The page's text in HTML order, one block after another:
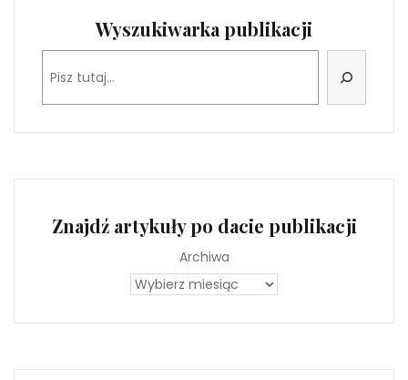
Wyszukiwarka publikacji
Szukaj
Znajdź artykuły po dacie publikacji
Archiwa